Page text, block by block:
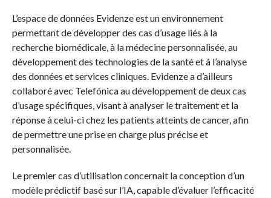
L’espace de données Evidenze est un environnement
permettant de développer des cas d’usage liés à la
recherche biomédicale, à la médecine personnalisée, au
développement des technologies de la santé et à l’analyse
des données et services cliniques. Evidenze a d’ailleurs
collaboré avec Telefónica au développement de deux cas
d’usage spécifiques, visant à analyser le traitement et la
réponse à celui-ci chez les patients atteints de cancer, afin
de permettre une prise en charge plus précise et
personnalisée.
Le premier cas d’utilisation concernait la conception d’un
modèle prédictif basé sur l’IA, capable d’évaluer l’efficacité